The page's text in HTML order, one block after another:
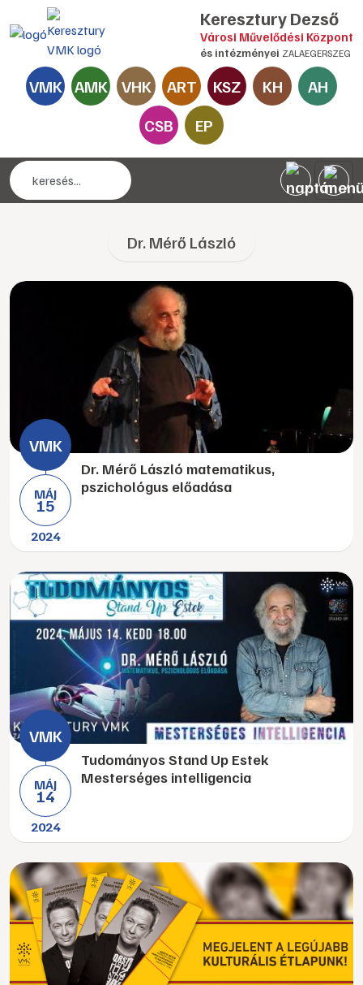
Keresztury Dezső
Városi Művelődési Központ
és intézményei ZALAEGERSZEG
VMK AMK VHK ART KSZ KH
AH
CSB
EP
Dr. Mérő László
MÁJ
15
2024
Dr. Mérő László matematikus,
pszichológus előadása
MÁJ
14
2024
Tudományos Stand Up Estek
Mesterséges intelligencia